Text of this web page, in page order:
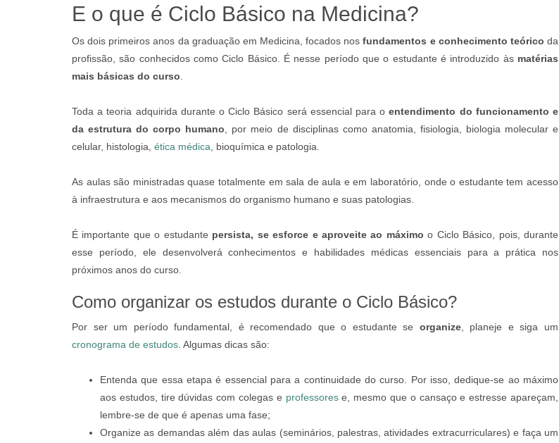
E o que é Ciclo Básico na Medicina?
Os dois primeiros anos da graduação em Medicina, focados nos fundamentos e conhecimento teórico da
profissão, são conhecidos como Ciclo Básico. É nesse período que o estudante é introduzido àsmatérias
mais básicas do curso
Toda a teoria adquirida durante o Ciclo Básico será essencial para oentendimento do funcionamento e
da estrutura do corpo humano , por meio de disciplinas como anatomia, fisiologia, biologia molecular e
celular, histologia, ética médica , bioquímica e patologia.
As aulas são ministradas quase totalmente em sala de aula e em laboratório, onde o estudante tem acesso
à infraestrutura e aos mecanismos do organismo humano e suas patologias.
É importante que o estudante persista, se esforce e aproveite ao máximoo Ciclo Básico, pois, durante
esse período, ele desenvolverá conhecimentos e habilidades médicas essenciais para a prática nos
próximos anos do curso.
Como organizar os estudos durante o Ciclo Básico?
Por ser um período fundamental, é recomendado que o estudante se organize, planeje e siga um
cronograma de estudos . Algumas dicas são:
Entenda que essa etapa é essencial para a continuidade do curso. Por isso, dedique-se ao máximo
aos estudos, tire dúvidas com colegas e professorese, mesmo que o cansaço e estresse apareçam,
lembre-se de que é apenas uma fase;
Organize as demandas além das aulas (seminários, palestras, atividades extracurriculares) e faça um